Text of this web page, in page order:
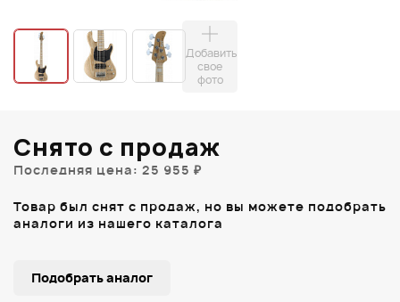
Добавить
свое
фото
Снято с продаж
Последняя цена: 25 955 ₽
Товар был снят с продаж, но вы можете подобрать
аналоги из нашего каталога
Подобрать аналог